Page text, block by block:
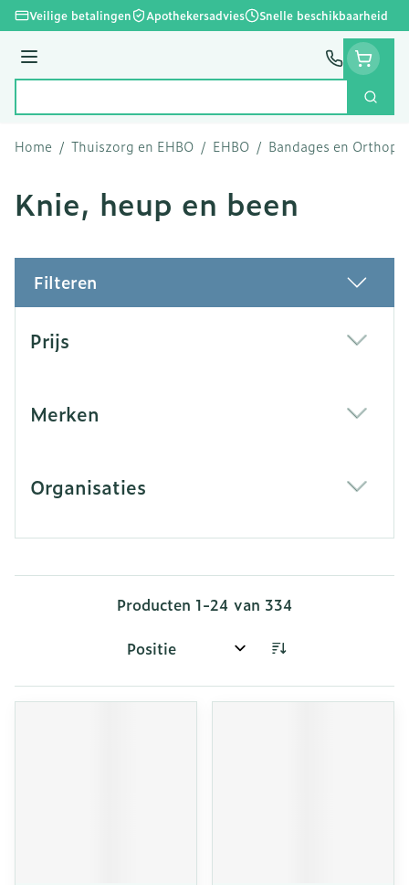
Ga naar de inhoud
Veilige betalingen Apothekersadvies Snelle beschikbaarheid
Menu
Zoek
Home / Thuiszorg en EHBO / EHBO / Bandages en
Knie, heup en been
Filteren
Prijs
Merken
Organisaties
Producten 1-24 van 334
Sorteer op: